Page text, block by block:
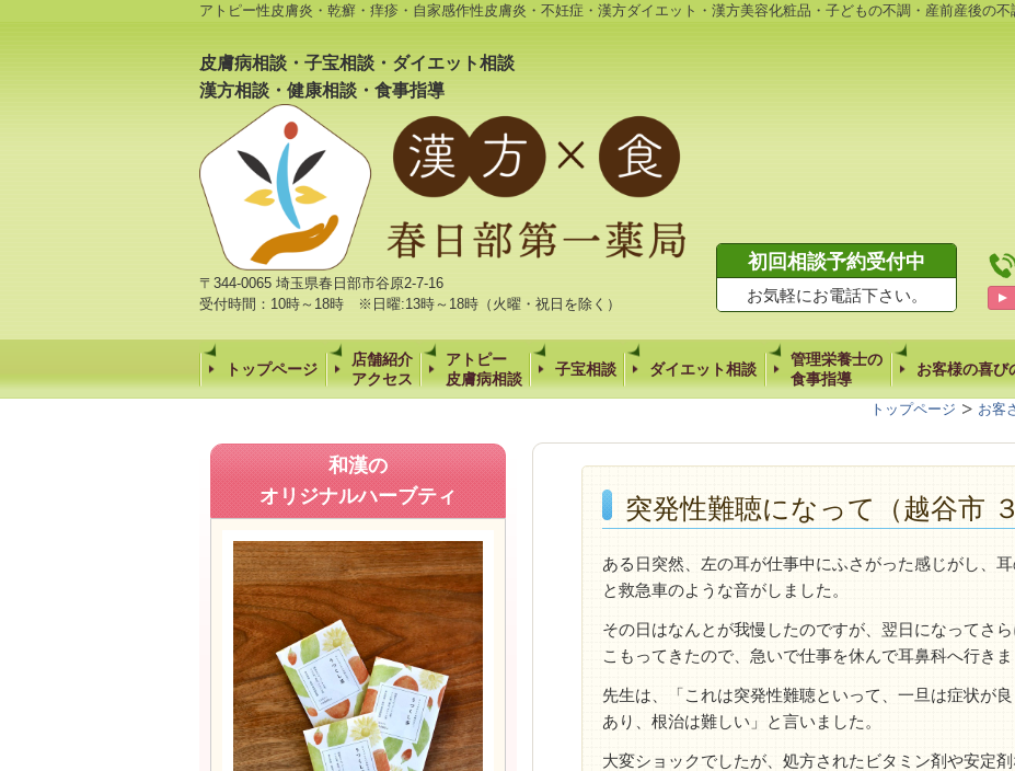
アトピー性皮膚炎・乾癬・痒疹・自家感作性皮膚炎・不妊症・漢方ダイエット・漢方美容化粧品・子どもの不調・産前産後の
皮膚病相談・子宝相談・ダイエット相談
漢方相談・健康相談・食事指導
〒344-0065 埼玉県春日部市谷原2-7-16
受付時間：10時～18時 ※日曜:13時～18時（火曜・祝日を除く）
初回相談予約受付中
お気軽にお電話下さい。
トップページ
店舗紹介
アクセス
アトピー
皮膚病相談
子宝相談 ダイエット相談
管理栄養士の
食事指導
お客様の喜び
トップページ お客
突発性難聴になって（越谷市
ある日突然、左の耳が仕事中にふさがった感じがし、耳
と救急車のような音がしました。
その日はなんとが我慢したのですが、翌日になってさ
こもってきたので、急いで仕事を休んで耳鼻科へ行きま
先生は、「これは突発性難聴といって、一旦は症状が
あり、根治は難しい」と言いました。
大変ショックでしたが、処方されたビタミン剤や安定
和漢の
オリジナルハーブティ